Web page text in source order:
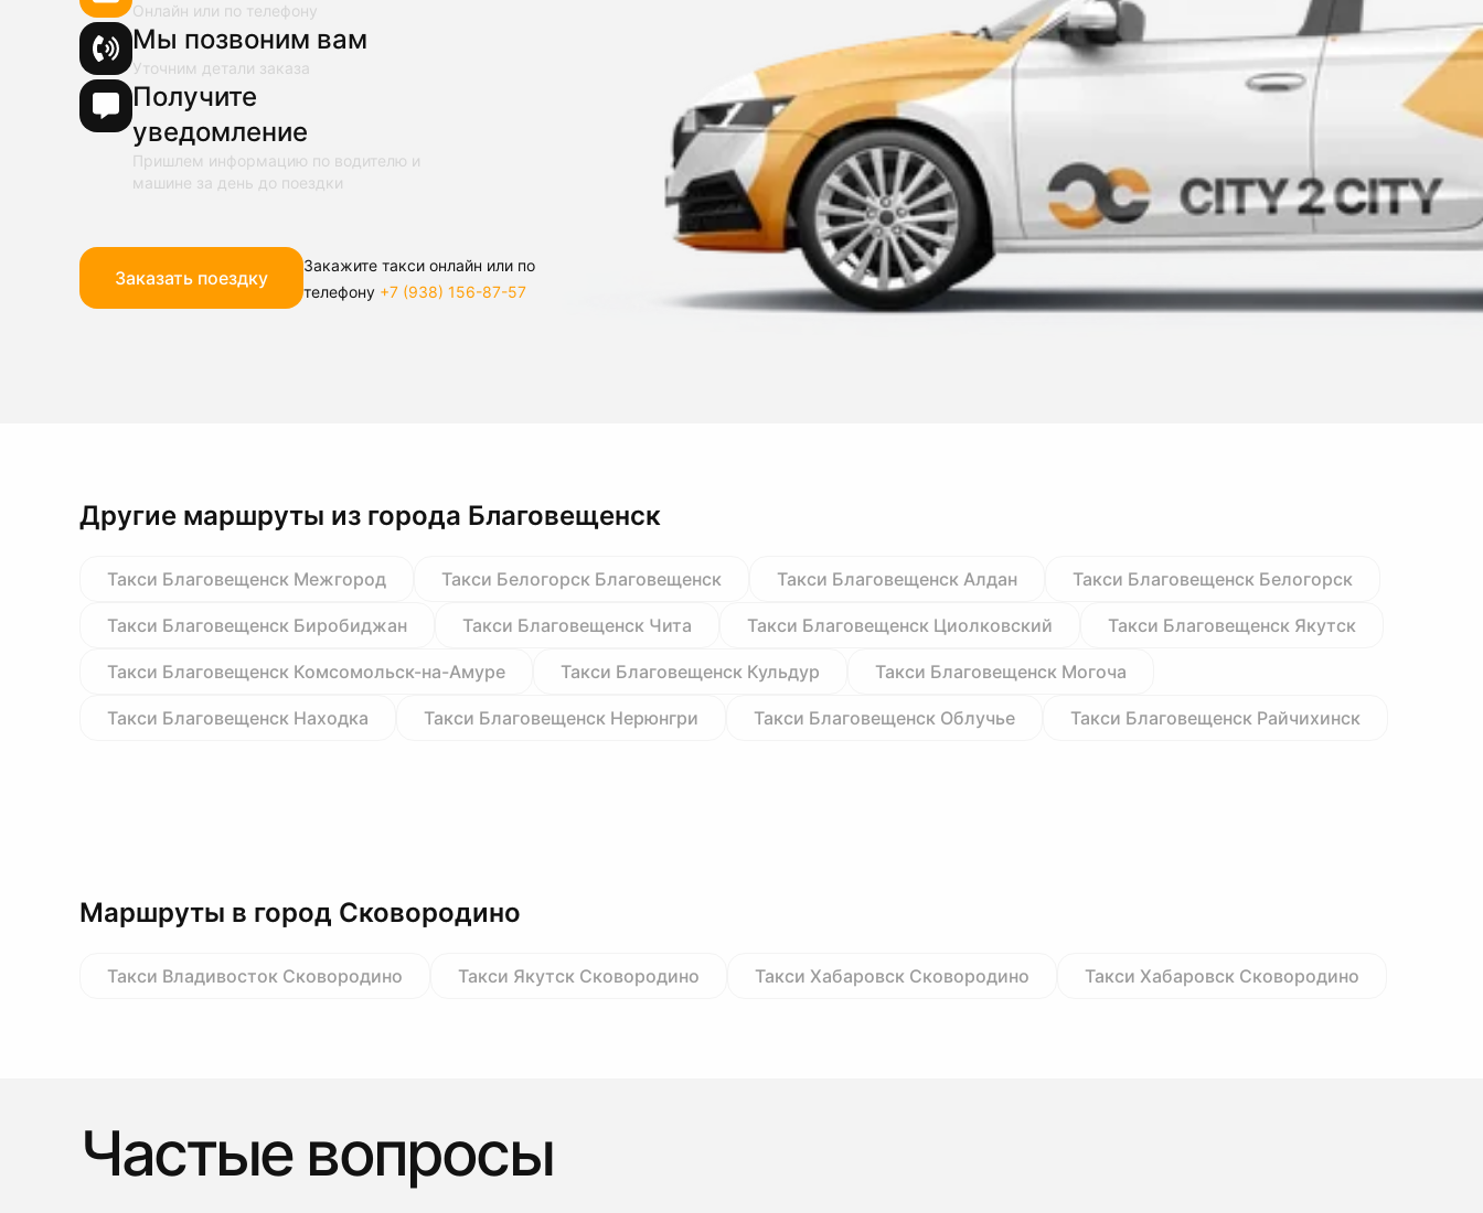
Онлайн или по телефону
Мы позвоним вам
Уточним детали заказа
Получите
уведомление
Пришлем информацию по водителю и
машине за день до поездки
Заказать поездку
Закажите такси онлайн или по
телефону +7 (938) 156-87-57
Другие маршруты из города Благовещенск
Такси Благовещенск Межгород Такси Белогорск Благовещенск Такси Благовещенск Алдан Такси Благовещенск Белогорск
Такси Благовещенск Биробиджан Такси Благовещенск Чита Такси Благовещенск Циолковский Такси Благовещенск Якутск
Такси Благовещенск Комсомольск-на-Амуре Такси Благовещенск Кульдур Такси Благовещенск Могоча
Такси Благовещенск Находка Такси Благовещенск Нерюнгри Такси Благовещенск Облучье Такси Благовещенск Райчихинск
Маршруты в город Сковородино
Такси Владивосток Сковородино Такси Якутск Сковородино Такси Хабаровск Сковородино Такси Хабаровск Сковородино
Частые вопросы